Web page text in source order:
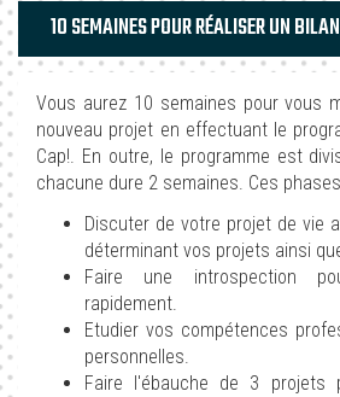
10 SEMAINES POUR RÉALISER UN
Vous aurez 10 semaines pour vous
nouveau projet en effectuant le
Cap!. En outre, le programme est
chacune dure 2 semaines. Ces
Discuter de votre projet de vie
déterminant vos projets ainsi
Faire une introspection
rapidement.
Etudier vos compétences
personnelles.
Faire l'ébauche de 3 projets